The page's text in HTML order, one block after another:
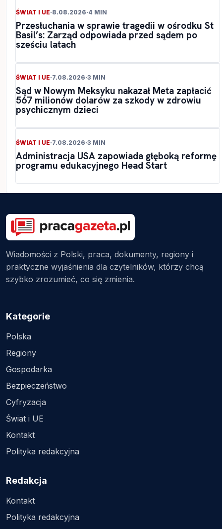
ŚWIAT I UE·8.08.2026·4 MIN
Przesłuchania w sprawie tragedii w ośrodku St
Basil’s: Zarząd odpowiada przed sądem po
sześciu latach
ŚWIAT I UE·7.08.2026·3 MIN
Sąd w Nowym Meksyku nakazał Meta zapłacić
567 milionów dolarów za szkody w zdrowiu
psychicznym dzieci
ŚWIAT I UE·7.08.2026·3 MIN
Administracja USA zapowiada głęboką reformę
programu edukacyjnego Head Start
Wiadomości z Polski, praca, dokumenty, regiony i
praktyczne wyjaśnienia dla czytelników, którzy chcą
szybko zrozumieć, co się zmienia.
Kategorie
Polska
Regiony
Gospodarka
Bezpieczeństwo
Cyfryzacja
Świat i UE
Kontakt
Polityka redakcyjna
Redakcja
Kontakt
Polityka redakcyjna